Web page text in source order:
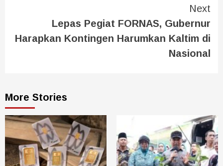
Next
Lepas Pegiat FORNAS, Gubernur
Harapkan Kontingen Harumkan Kaltim di
Nasional
More Stories